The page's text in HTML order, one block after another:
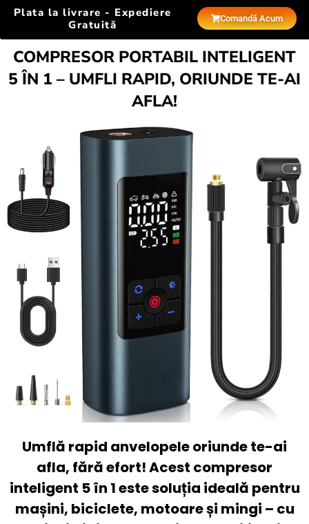
Plata la livrare - Expediere
Gratuită
Comandă Acum
COMPRESOR PORTABIL INTELIGENT
5 ÎN 1 – UMFLI RAPID, ORIUNDE TE-AI
AFLA!
Umflă rapid anvelopele oriunde te-ai
afla, fără efort! Acest compresor
inteligent 5 în 1 este soluția ideală pentru
mașini, biciclete, motoare și mingi – cu